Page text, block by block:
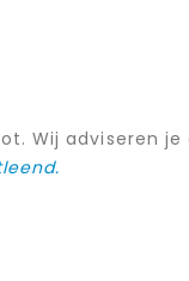
Wij adviseren